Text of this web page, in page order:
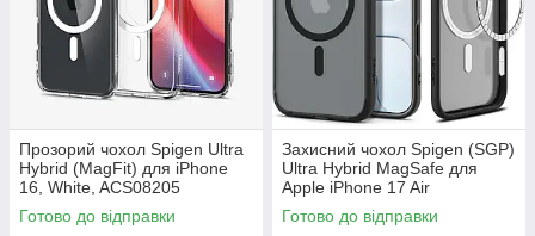
Прозорий чохол Spigen Ultra
Hybrid (MagFit) для iPhone
16, White, ACS08205
Готово до відправки
Захисний чохол Spigen (SGP)
Ultra Hybrid MagSafe для
Apple iPhone 17 Air
(2025), ACS06600 - Frost
Black
Готово до відправки